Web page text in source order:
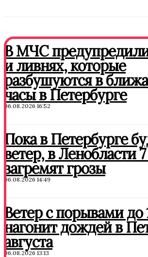
В МЧС предупредили
и ливнях, которые
разбушуются в
часы в Петербурге
06.08.2026 16:52
Пока в Петербурге
ветер, в Ленобласти 7
загремят грозы
06.08.2026 14:49
Ветер с порывами
нагонит дождей в
августа
06.08.2026 13:13